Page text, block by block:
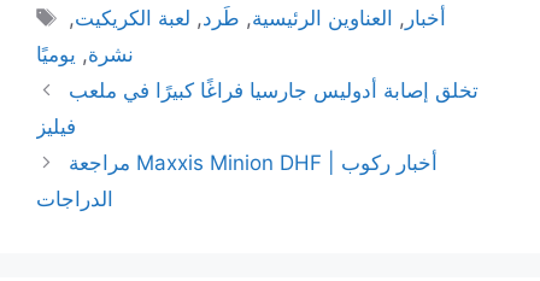
Tags
أخبار , العناوين الرئيسية, طَرد, لعبة الكريكيت,
نشرة, يوميًا
تخلق إصابة أدوليس جارسيا فراغًا كبيرًا في ملعب
فيليز
مراجعة Maxxis Minion DHF | أخبار ركوب
الدراجات